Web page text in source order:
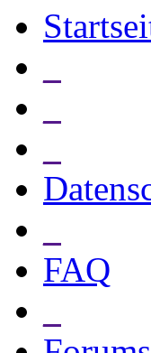
FAQ